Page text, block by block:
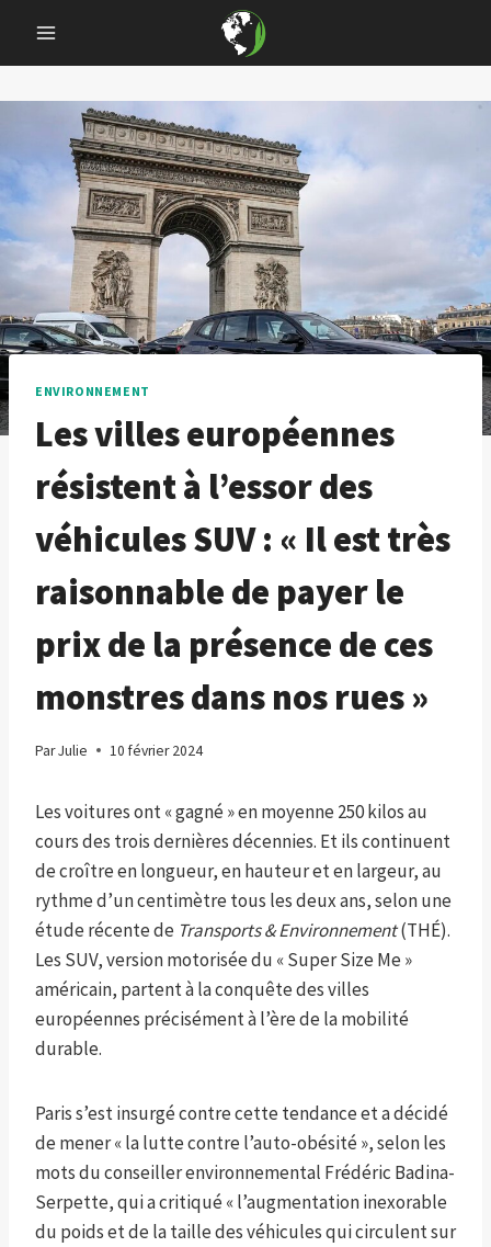
content
ENVIRONNEMENT
Les villes européennes
résistent à l’essor des
véhicules SUV : « Il est très
raisonnable de payer le
prix de la présence de ces
monstres dans nos rues »
ParJulie 10 février 2024
Les voitures ont « gagné » en moyenne 250 kilos au
cours des trois dernières décennies. Et ils continuent
de croître en longueur, en hauteur et en largeur, au
rythme d’un centimètre tous les deux ans, selon une
étude récente de Transports & Environnement(THÉ).
Les SUV, version motorisée du « Super Size Me »
américain, partent à la conquête des villes
européennes précisément à l’ère de la mobilité
durable.
Paris s’est insurgé contre cette tendance et a décidé
de mener « la lutte contre l’auto-obésité », selon les
mots du conseiller environnemental Frédéric Badina-
Serpette, qui a critiqué « l’augmentation inexorable
du poids et de la taille des véhicules qui circulent sur